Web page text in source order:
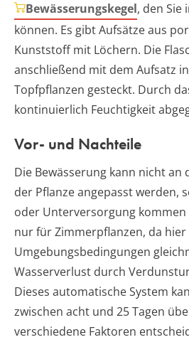
Bewässerungskegel, den Sie
können. Es gibt Aufsätze aus
Kunststoff mit Löchern. Die
anschließend mit dem Aufsatz
Topfpflanzen gesteckt. Durch
kontinuierlich Feuchtigkeit
Vor- und Nachteile
Die Bewässerung kann nicht an
der Pflanze angepasst werden,
oder Unterversorgung kommen
nur für Zimmerpflanzen, da hier
Umgebungsbedingungen
Wasserverlust durch
Dieses automatische System
zwischen acht und 25 Tagen
verschiedene Faktoren